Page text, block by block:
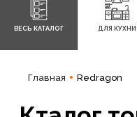
ВЕСЬ КАТАЛОГ ДЛЯ КУХНИ
Главная Redragon